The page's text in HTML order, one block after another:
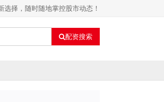
择，随时随地掌控股市动态！
配资搜索